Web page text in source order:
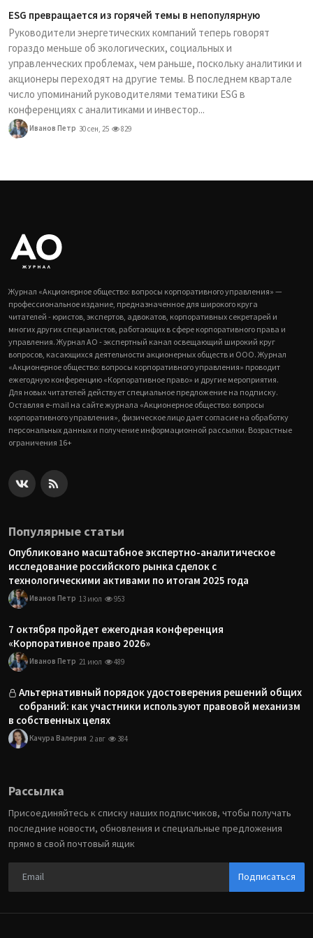
ESG превращается из горячей темы в непопулярную
Руководители энергетических компаний теперь говорят
гораздо меньше об экологических, социальных и
управленческих проблемах, чем раньше, поскольку аналитики и
акционеры переходят на другие темы. В последнем квартале
число упоминаний руководителями тематики ESG в
конференциях с аналитиками и инвестор...
Иванов Петр 30 сен, 25 829
Журнал «Акционерное общество: вопросы корпоративного управления» —
профессиональное издание, предназначенное для широкого круга
читателей - юристов, экспертов, адвокатов, корпоративных секретарей и
многих других специалистов, работающих в сфере корпоративного права и
управления. Журнал АО - экспертный канал освещающий широкий круг
вопросов, касающихся деятельности акционерных обществ и ООО. Журнал
«Акционерное общество: вопросы корпоративного управления» проводит
ежегодную конференцию «Корпоративное право» и другие мероприятия.
Для новых читателей действует специальное предложение на подписку.
Оставляя e-mail на сайте журнала «Акционерное общество: вопросы
корпоративного управления», физическое лицо дает согласие на обработку
персональных данных и получение информационной рассылки. Возрастные
ограничения 16+
Популярные статьи
Опубликовано масштабное экспертно-аналитическое
исследование российского рынка сделок с
технологическими активами по итогам 2025 года
Иванов Петр 13 июл 953
7 октября пройдет ежегодная конференция
«Корпоративное право 2026»
Иванов Петр 21 июл 489
Альтернативный порядок удостоверения решений общих
собраний: как участники используют правовой механизм
в собственных целях
Качура Валерия 2 авг 384
Рассылка
Присоединяйтесь к списку наших подписчиков, чтобы получать
последние новости, обновления и специальные предложения
прямо в свой почтовый ящик
Подписаться